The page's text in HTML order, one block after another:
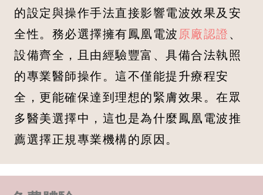
的設定與操作手法直接影響電波效果及安
全性。務必選擇擁有鳳凰電波原廠認證、
設備齊全，且由經驗豐富、具備合法執照
的專業醫師操作。這不僅能提升療程安
全，更能確保達到理想的緊膚效果。在眾
多醫美選擇中，這也是為什麼鳳凰電波推
薦選擇正規專業機構的原因。